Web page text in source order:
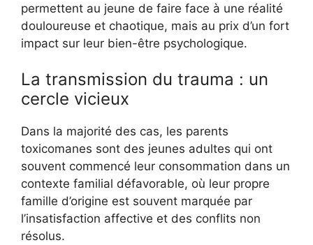
permettent au jeune de faire face à une réalité
douloureuse et chaotique, mais au prix d’un fort
impact sur leur bien-être psychologique.
La transmission du trauma : un
cercle vicieux
Dans la majorité des cas, les parents
toxicomanes sont des jeunes adultes qui ont
souvent commencé leur consommation dans un
contexte familial défavorable, où leur propre
famille d’origine est souvent marquée par
l’insatisfaction affective et des conflits non
résolus.